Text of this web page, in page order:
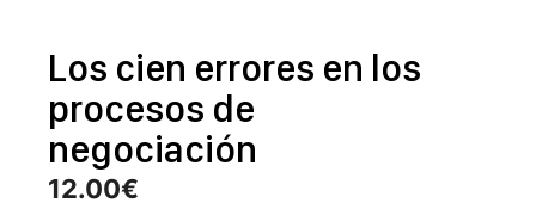
Los cien errores en los
procesos de
negociación
12.00€